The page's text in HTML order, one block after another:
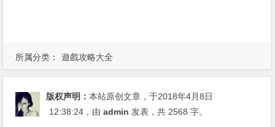
所属分类： 遊戲攻略大全
版权声明：本站原创文章，于2018年4月8日
12:38:24 ，由admin 发表，共 2568 字。